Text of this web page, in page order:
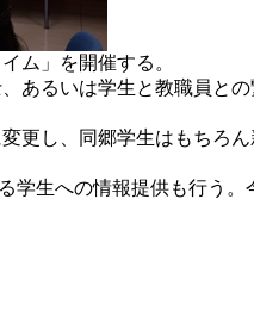
ム」を開催する。
あるいは学生と教職員と
更し、同郷学生はもちろ
生への情報提供も行う。